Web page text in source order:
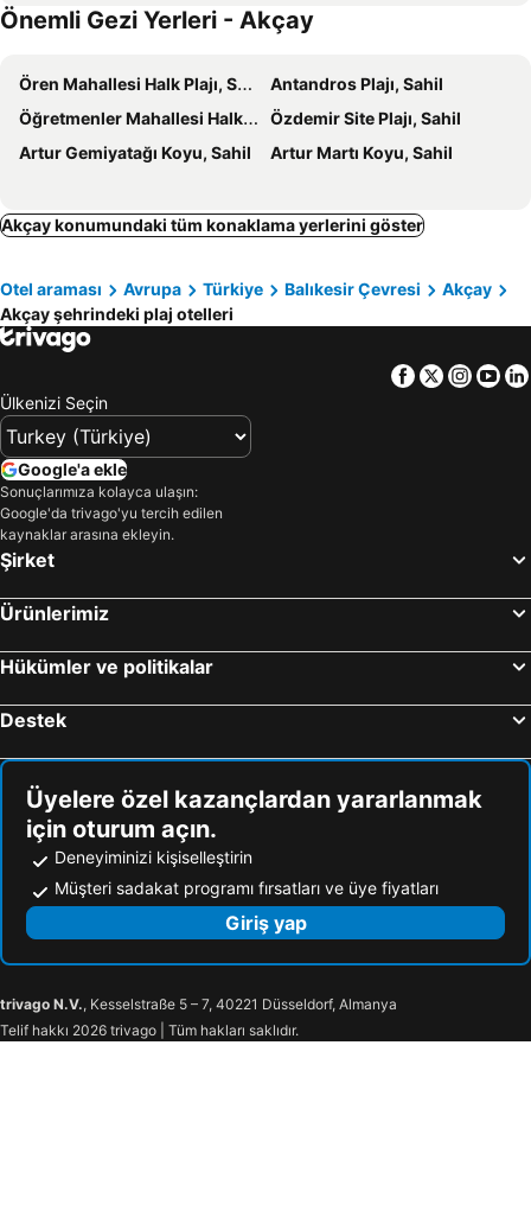
KAZDAĞLARI ZEYTUNİHAN BUTİK OTEL
Jura Hotels Altinoluk Thermal
New Fiord Hotel
Çam Otel
Papazlıkhan Beach Hotel
Akcay Yavuz Otel
Akçam Edremit
Hotel Keskin
Önemli Gezi Yerleri - Akçay
Ören Mahallesi Halk Plajı, Sahil
Antandros Plajı, Sahil
Öğretmenler Mahallesi Halk Plaji, Sahil
Özdemir Site Plajı, Sahil
Artur Gemiyatağı Koyu, Sahil
Artur Martı Koyu, Sahil
Akçay konumundaki tüm konaklama yerlerini göster
Otel araması Avrupa Türkiye Balıkesir Çevresi
Akçay
Akçay şehrindeki plaj otelleri
Facebook
Twitter
Ülkenizi Seçin
Google'a ekle
Sonuçlarımıza kolayca ulaşın:
Google'da trivago'yu tercih edilen
kaynaklar arasına ekleyin.
Şirket
Ürünlerimiz
Hükümler ve politikalar
Destek
Üyelere özel kazançlardan yararlanmak
için oturum açın.
Deneyiminizi kişiselleştirin
Müşteri sadakat programı fırsatları ve üye fiyatları
Giriş yap
trivago N.V., Kesselstraße 5 – 7, 40221 Düsseldorf, Almanya
Telif hakkı 2026 trivago | Tüm hakları saklıdır.